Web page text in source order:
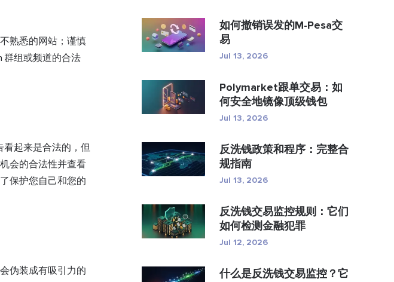
熟悉的网站；谨慎
群组或频道的合法
看起来是合法的，但
会的合法性并查看
保护您自己和您的
伪装成有吸引力的
如何撤销误发的M-Pesa交
易
Jul 13, 2026
Polymarket跟单交易：如
何安全地镜像顶级钱包
Jul 13, 2026
反洗钱政策和程序：完整合
规指南
Jul 13, 2026
反洗钱交易监控规则：它们
如何检测金融犯罪
Jul 12, 2026
什么是反洗钱交易监控？它